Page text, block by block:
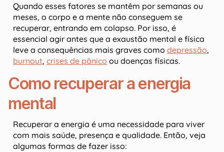
Quando esses fatores se mantêm por semanas ou
meses, o corpo e a mente não conseguem se
recuperar, entrando em colapso. Por isso, é
essencial agir antes que a exaustão mental e física
leve a consequências mais graves como depressão,
burnout, crises de pânico ou doenças físicas.
Como recuperar a energia
mental
Recuperar a energia é uma necessidade para viver
com mais saúde, presença e qualidade. Então, veja
algumas formas de fazer isso: